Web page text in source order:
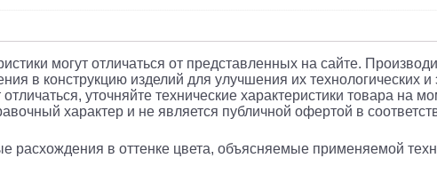
могут отличаться от представленных на сайте.
в конструкцию изделий для улучшения их технологических
уточняйте технические характеристики товара на
характер и не является публичной офертой в
расхождения в оттенке цвета, объясняемые применяемой